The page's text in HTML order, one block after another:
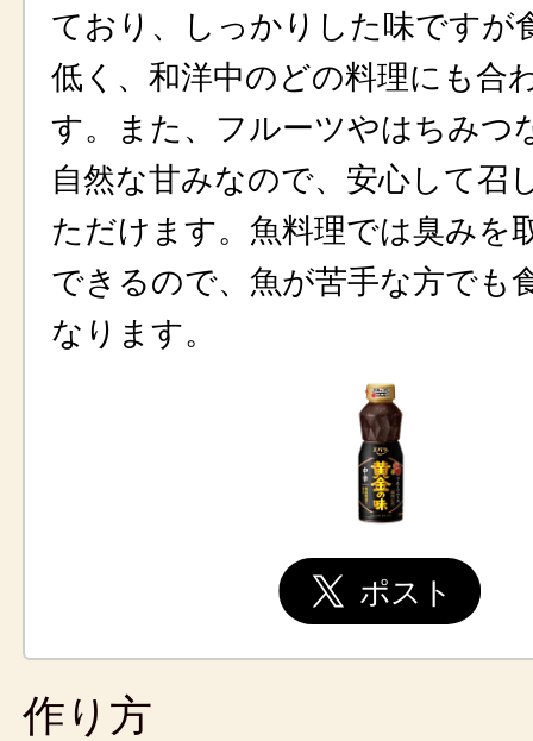
ており、しっかりした味ですが
低く、和洋中のどの料理にも合
す。また、フルーツやはちみつ
自然な甘みなので、安心して召
ただけます。魚料理では臭みを
できるので、魚が苦手な方でも
なります。
作り方